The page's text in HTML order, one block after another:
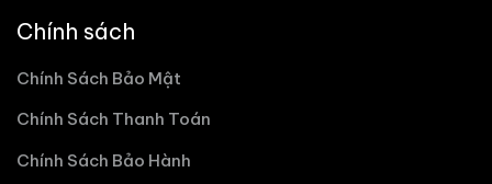
Chính sách
Chính Sách Bảo Mật
Chính Sách Thanh Toán
Chính Sách Bảo Hành